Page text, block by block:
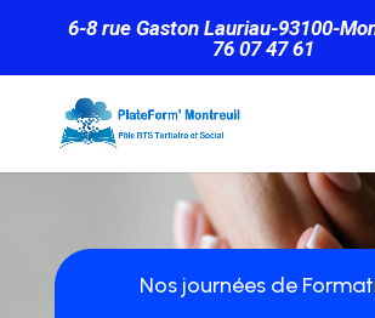
6-8 rue Gaston Lauriau-93100-
76 07 47 61
Nos journées de